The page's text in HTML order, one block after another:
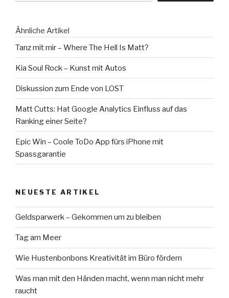
Ähnliche Artikel
Tanz mit mir – Where The Hell Is Matt?
Kia Soul Rock – Kunst mit Autos
Diskussion zum Ende von LOST
Matt Cutts: Hat Google Analytics Einfluss auf das
Ranking einer Seite?
Epic Win – Coole ToDo App fürs iPhone mit
Spassgarantie
NEUESTE ARTIKEL
Geldsparwerk – Gekommen um zu bleiben
Tag am Meer
Wie Hustenbonbons Kreativität im Büro fördern
Was man mit den Händen macht, wenn man nicht mehr
raucht